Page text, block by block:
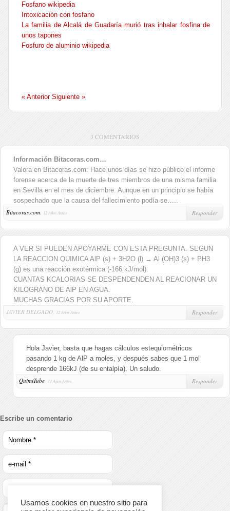
Fosfano wikipedia
Intoxicación con fosfano
La familia de Alcalá de Guadaría murió tras inhalar fosfina de
unos tapones
Fosfuro de aluminio wikipedia
« Anterior Siguiente »
3 COMENTARIOS
Información Bitacoras.com…
Valora en Bitacoras.com: Hace unos días se hizo público el informe
forense acerca de la muerte de tres miembros de una misma familia
en Sevilla en el mes de diciembre. Aunque en un principio se había
sospechado que la causa del fallecimiento podía se…..
Bitacoras.com, 12 Años Antes Responder
A VER SI PUEDEN APOYARME CON ESTA PREGUNTA. SEGUN
LA REACCION QUIMICA AlP (s) + 3H2O (l) → Al (OH)3 (s) + PH3
(g) es una reacción exotérmica (-166 kJ/mol).
CUANTAS KCALORIAS SE DESPENDENDEN AL REACIONAR UN
KILOGRANO DE AlP EN AGUA.
MUCHAS GRACIAS POR SU APORTE.
JAVIER DELGADO,
12 Años Antes Responder
Hola Javier, basta que hagas cálculos estequiométricos
pasando 1 kg de AlP a moles, y después sabes que 1 mol
desprende 166kJ (de su entalpía). Un saludo.
QuimiTube, 11 Años Antes Responder
Escribe un comentario